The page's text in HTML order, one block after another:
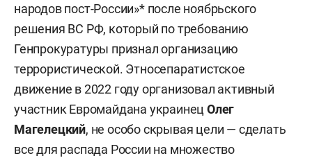
народов пост-России»* после ноябрьского
решения ВС РФ, который по требованию
Генпрокуратуры признал организацию
террористической. Этносепаратистское
движение в 2022 году организовал активный
участник Евромайдана украинецОлег
Магелецкий, не особо скрывая цели — сделать
все для распада России на множество